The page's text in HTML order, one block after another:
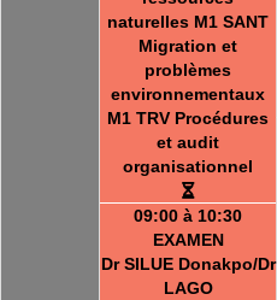
naturelles M1 SANT
Migration et
problèmes
environnementaux
M1 TRV Procédures
et audit
organisationnel
09:00 à 10:30
EXAMEN
Dr SILUE Donakpo/Dr
LAGO